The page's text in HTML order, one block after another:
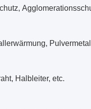
Halbleiter, etc.